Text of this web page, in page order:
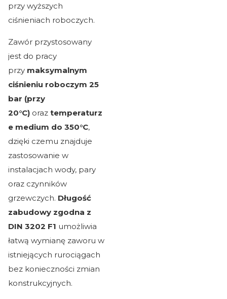
przy wyższych
ciśnieniach roboczych.
Zawór przystosowany
jest do pracy
przy maksymalnym
ciśnieniu roboczym 25
bar (przy
20°C) oraz temperaturz
e medium do 350°C,
dzięki czemu znajduje
zastosowanie w
instalacjach wody, pary
oraz czynników
grzewczych. Długość
zabudowy zgodna z
DIN 3202 F1 umożliwia
łatwą wymianę zaworu w
istniejących rurociągach
bez konieczności zmian
konstrukcyjnych.